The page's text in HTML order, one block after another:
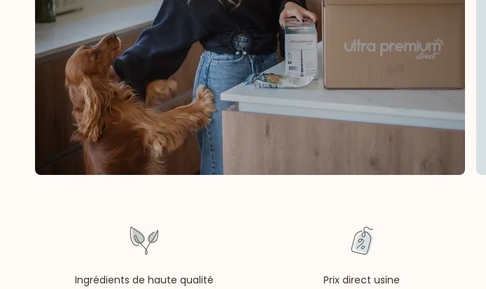
Ingrédients de haute qualité Prix direct usine